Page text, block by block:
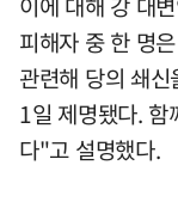
피해자 중 한 명
관련해 당의 쇄
1일 제명됐다. 함
다"고 설명했다.